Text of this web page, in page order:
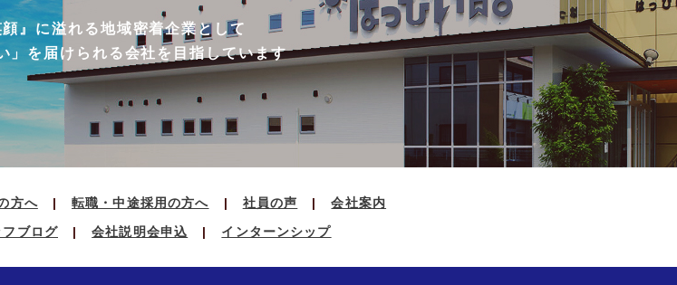
』に溢れる地域密着企業として
」を届けられる会社を目指しています
方へ 転職・中途採用の方へ 社員の声
会社案内
フブログ 会社説明会申込 インターンシップ